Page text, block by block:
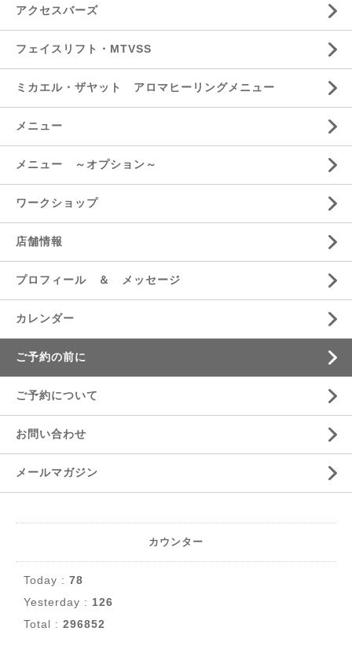
アクセスバーズ
フェイスリフト・MTVSS
ミカエル・ザヤット アロマヒーリングメニュー
メニュー
メニュー ～オプション～
ワークショップ
店舗情報
プロフィール ＆ メッセージ
カレンダー
ご予約の前に
ご予約について
お問い合わせ
メールマガジン
カウンター
Today : 78
Yesterday : 126
Total : 296852